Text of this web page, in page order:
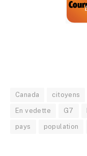
Canada citoyens
En vedette G7
pays population